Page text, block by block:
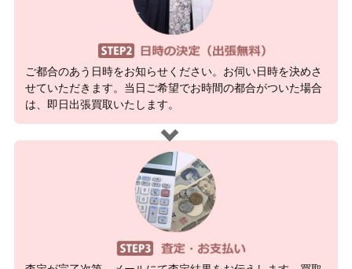
ご都合のあう日時をお知らせください。お伺い日時を決めさ
せていただきます。当日ご希望でお時間の都合がついた場合
は、即日出張買取いたします。